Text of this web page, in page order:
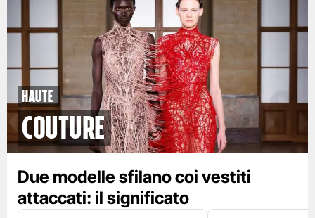
Haute
Couture
Due modelle sfilano coi vestiti
attaccati: il significato